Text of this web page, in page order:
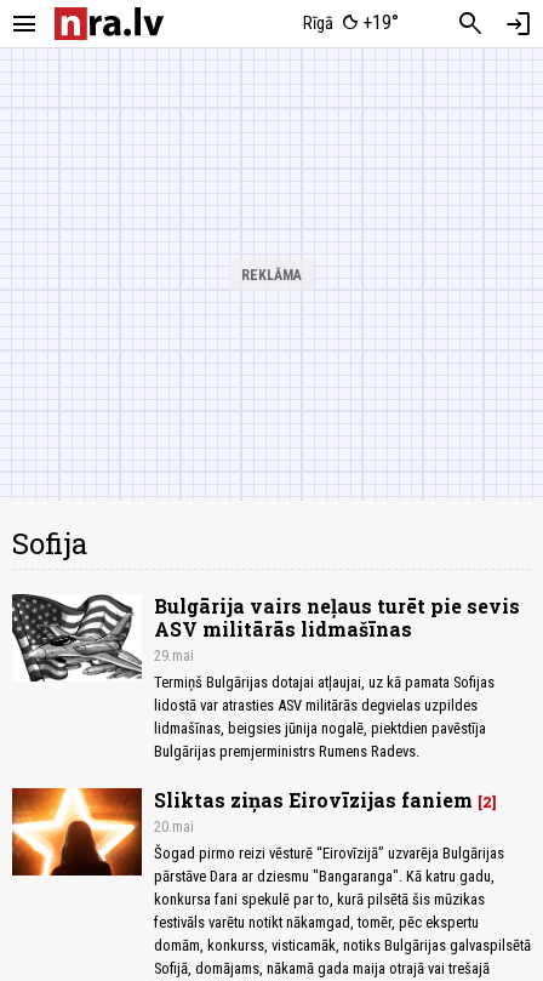
menu Rīgā +19° search login
Sofija
Bulgārija vairs neļaus turēt pie sevis
ASV militārās lidmašīnas
29.mai
Termiņš Bulgārijas dotajai atļaujai, uz kā pamata Sofijas
lidostā var atrasties ASV militārās degvielas uzpildes
lidmašīnas, beigsies jūnija nogalē, piektdien pavēstīja
Bulgārijas premjerministrs Rumens Radevs.
Sliktas ziņas Eirovīzijas faniem 2
20.mai
Šogad pirmo reizi vēsturē “Eirovīzijā” uzvarēja Bulgārijas
pārstāve Dara ar dziesmu "Bangaranga". Kā katru gadu,
konkursa fani spekulē par to, kurā pilsētā šis mūzikas
festivāls varētu notikt nākamgad, tomēr, pēc ekspertu
domām, konkurss, visticamāk, notiks Bulgārijas galvaspilsētā
Sofijā, domājams, nākamā gada maija otrajā vai trešajā